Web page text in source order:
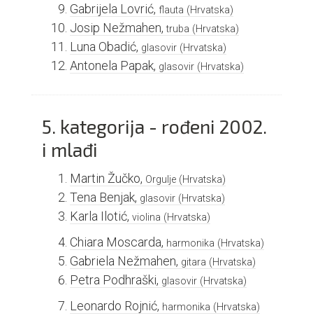
Gabrijela Lovrić, flauta (Hrvatska)
Josip Nežmahen,truba (Hrvatska)
Luna Obadić, glasovir (Hrvatska)
Antonela Papak, glasovir (Hrvatska)
5. kategorija - rođeni 2002.
i mlađi
Martin Žučko, Orgulje (Hrvatska)
Tena Benjak, glasovir (Hrvatska)
Karla Ilotić, violina (Hrvatska)
Chiara Moscarda, harmonika (Hrvatska)
Gabriela Nežmahen, gitara (Hrvatska)
Petra Podhraški, glasovir (Hrvatska)
Leonardo Rojnić, harmonika (Hrvatska)